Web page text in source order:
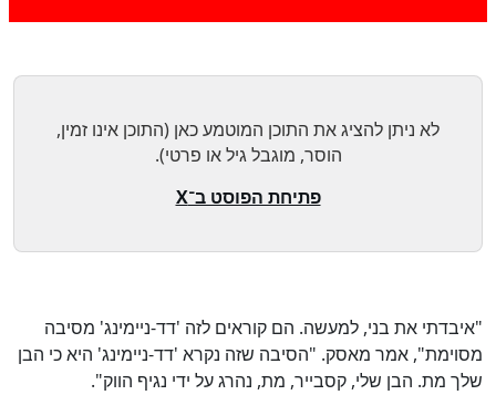
לא ניתן להציג את התוכן המוטמע כאן (התוכן אינו זמין,
הוסר, מוגבל גיל או פרטי).
פתיחת הפוסט ב־X
"איבדתי את בני, למעשה. הם קוראים לזה 'דד-ניימינג' מסיבה
מסוימת", אמר מאסק. "הסיבה שזה נקרא 'דד-ניימינג' היא כי הבן
שלך מת. הבן שלי, קסבייר, מת, נהרג על ידי נגיף הווק".
כן